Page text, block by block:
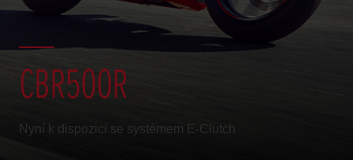
CBR500R
Nyní k dispozici se systémem E-Clutch